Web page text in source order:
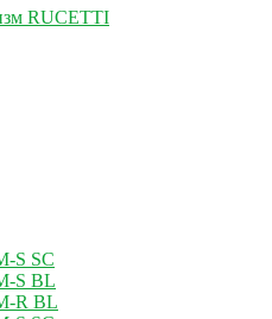
RUCETTI
S SC
S BL
R BL